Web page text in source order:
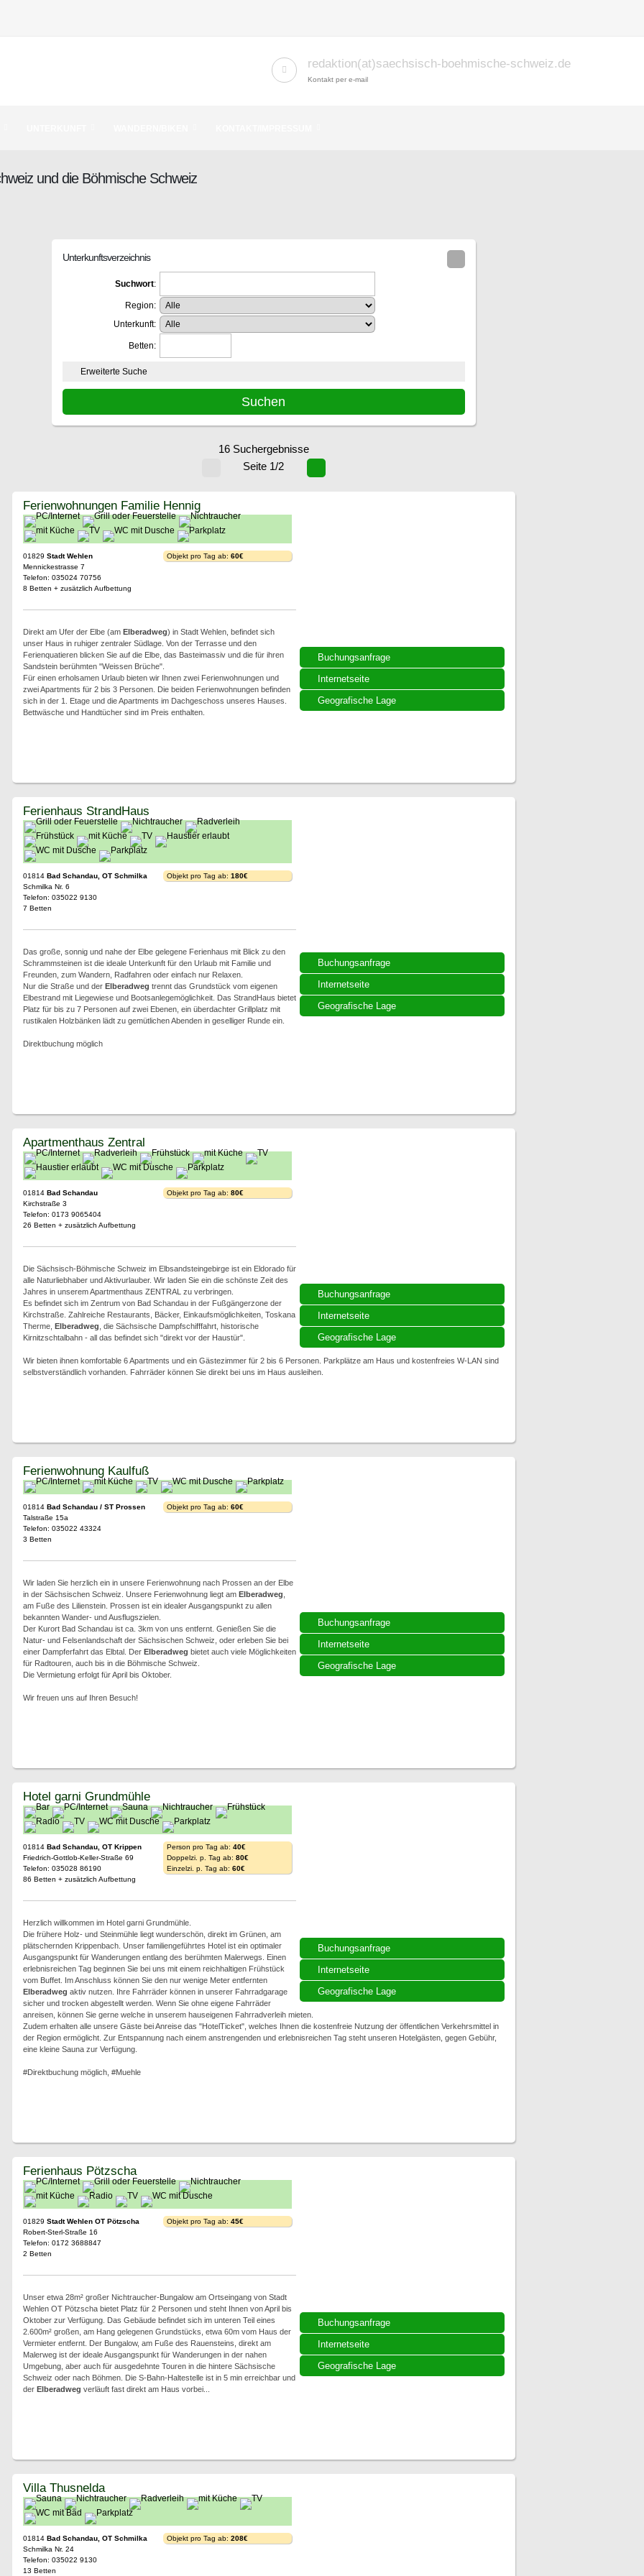
redaktion(at)saechsisch-boehmische-schweiz.de
Kontakt per e-mail
und die Böhmische Schweiz
Unterkunftsverzeichnis
Suchwort:
Region:
Unterkunft:
Betten:
Erweiterte Suche
16 Suchergebnisse
Seite 1/2
Buchungsanfrage
Internetseite
Geografische Lage
Ferienwohnungen Familie Hennig
01829 Stadt Wehlen
Mennickestrasse 7
Telefon: 035024 70756
8 Betten + zusätzlich Aufbettung
Objekt pro Tag ab: 60€
Direkt am Ufer der Elbe (am Elberadweg) in Stadt Wehlen, befindet sich
unser Haus in ruhiger zentraler Südlage. Von der Terrasse und den
Ferienquatieren blicken Sie auf die Elbe, das Basteimassiv und die für ihren
Sandstein berühmten "Weissen Brüche".
Für einen erholsamen Urlaub bieten wir Ihnen zwei Ferienwohnungen und
zwei Apartments für 2 bis 3 Personen. Die beiden Ferienwohnungen befinden
sich in der 1. Etage und die Apartments im Dachgeschoss unseres Hauses.
Bettwäsche und Handtücher sind im Preis enthalten.
Buchungsanfrage
Internetseite
Geografische Lage
Ferienhaus StrandHaus
01814 Bad Schandau, OT Schmilka
Schmilka Nr. 6
Telefon: 035022 9130
7 Betten
Objekt pro Tag ab: 180€
Das große, sonnig und nahe der Elbe gelegene Ferienhaus mit Blick zu den
Schrammsteinen ist die ideale Unterkunft für den Urlaub mit Familie und
Freunden, zum Wandern, Radfahren oder einfach nur Relaxen.
Nur die Straße und der Elberadweg trennt das Grundstück vom eigenen
Elbestrand mit Liegewiese und Bootsanlegemöglichkeit. Das StrandHaus bietet
Platz für bis zu 7 Personen auf zwei Ebenen, ein überdachter Grillplatz mit
rustikalen Holzbänken lädt zu gemütlichen Abenden in geselliger Runde ein.
Direktbuchung möglich
Buchungsanfrage
Internetseite
Geografische Lage
Apartmenthaus Zentral
01814 Bad Schandau
Kirchstraße 3
Telefon: 0173 9065404
26 Betten + zusätzlich Aufbettung
Objekt pro Tag ab: 80€
Die Sächsisch-Böhmische Schweiz im Elbsandsteingebirge ist ein Eldorado für
alle Naturliebhaber und Aktivurlauber. Wir laden Sie ein die schönste Zeit des
Jahres in unserem Apartmenthaus ZENTRAL zu verbringen.
Es befindet sich im Zentrum von Bad Schandau in der Fußgängerzone der
Kirchstraße. Zahlreiche Restaurants, Bäcker, Einkaufsmöglichkeiten, Toskana
Therme, Elberadweg , die Sächsische Dampfschifffahrt, historische
Kirnitzschtalbahn - all das befindet sich "direkt vor der Haustür".
Wir bieten ihnen komfortable 6 Apartments und ein Gästezimmer für 2 bis 6 Personen. Parkplätze am Haus und kostenfreies W-LAN sind
selbstverständlich vorhanden. Fahrräder können Sie direkt bei uns im Haus ausleihen.
Buchungsanfrage
Internetseite
Geografische Lage
Ferienwohnung Kaulfuß
01814 Bad Schandau / ST Prossen
Talstraße 15a
Telefon: 035022 43324
3 Betten
Objekt pro Tag ab: 60€
Wir laden Sie herzlich ein in unsere Ferienwohnung nach Prossen an der Elbe
in der Sächsischen Schweiz. Unsere Ferienwohnung liegt am Elberadweg
am Fuße des Lilienstein. Prossen ist ein idealer Ausgangspunkt zu allen
bekannten Wander- und Ausflugszielen.
Der Kurort Bad Schandau ist ca. 3km von uns entfernt. Genießen Sie die
Natur- und Felsenlandschaft der Sächsischen Schweiz, oder erleben Sie bei
einer Dampferfahrt das Elbtal. Der Elberadweg bietet auch viele Möglichkeiten
für Radtouren, auch bis in die Böhmische Schweiz.
Die Vermietung erfolgt für April bis Oktober.
Wir freuen uns auf Ihren Besuch!
Buchungsanfrage
Internetseite
Geografische Lage
Hotel garni Grundmühle
01814 Bad Schandau, OT Krippen
Friedrich-Gottlob-Keller-Straße 69
Telefon: 035028 86190
86 Betten + zusätzlich Aufbettung
Person pro Tag ab: 40€
Doppelzi. p. Tag ab: 80€
Einzelzi. p. Tag ab: 60€
Herzlich willkommen im Hotel garni Grundmühle.
Die frühere Holz- und Steinmühle liegt wunderschön, direkt im Grünen, am
plätschernden Krippenbach. Unser familiengeführtes Hotel ist ein optimaler
Ausgangspunkt für Wanderungen entlang des berühmten Malerwegs. Einen
erlebnisreichen Tag beginnen Sie bei uns mit einem reichhaltigen Frühstück
vom Buffet. Im Anschluss können Sie den nur wenige Meter entfernten
Elberadweg aktiv nutzen. Ihre Fahrräder können in unserer Fahrradgarage
sicher und trocken abgestellt werden. Wenn Sie ohne eigene Fahrräder
anreisen, können Sie gerne welche in unserem hauseigenen Fahrradverleih mieten.
Zudem erhalten alle unsere Gäste bei Anreise das "HotelTicket", welches Ihnen die kostenfreie Nutzung der öffentlichen Verkehrsmittel in
der Region ermöglicht. Zur Entspannung nach einem anstrengenden und erlebnisreichen Tag steht unseren Hotelgästen, gegen Gebühr,
eine kleine Sauna zur Verfügung.
#Direktbuchung möglich, #Muehle
Buchungsanfrage
Internetseite
Geografische Lage
Ferienhaus Pötzscha
01829 Stadt Wehlen OT Pötzscha
Robert-Sterl-Straße 16
Telefon: 0172 3688847
2 Betten
Objekt pro Tag ab: 45€
Unser etwa 28m² großer Nichtraucher-Bungalow am Ortseingang von Stadt
Wehlen OT Pötzscha bietet Platz für 2 Personen und steht Ihnen von April bis
Oktober zur Verfügung. Das Gebäude befindet sich im unteren Teil eines
2.600m² großen, am Hang gelegenen Grundstücks, etwa 60m vom Haus der
Vermieter entfernt. Der Bungalow, am Fuße des Rauensteins, direkt am
Malerweg ist der ideale Ausgangspunkt für Wanderungen in der nahen
Umgebung, aber auch für ausgedehnte Touren in die hintere Sächsische
Schweiz oder nach Böhmen. Die S-Bahn-Haltestelle ist in 5 min erreichbar und
der Elberadweg verläuft fast direkt am Haus vorbei...
Villa Thusnelda
01814 Bad Schandau, OT Schmilka
Schmilka Nr. 24
Telefon: 035022 9130
13 Betten
Objekt pro Tag ab: 208€